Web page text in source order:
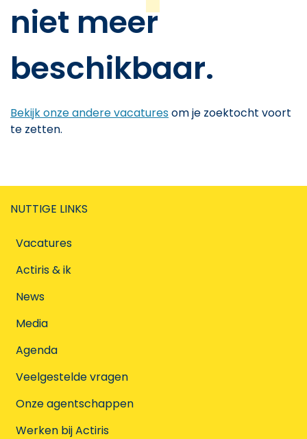
niet meer
beschikbaar.
Bekijk onze andere vacaturesom je zoektocht voort
te zetten.
NUTTIGE LINKS
Vacatures
Actiris & ik
News
Media
Agenda
Veelgestelde vragen
Onze agentschappen
Werken bij Actiris